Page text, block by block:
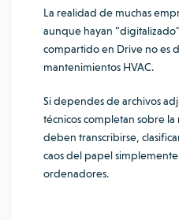
La realidad de muchas
aunque hayan
compartido en Drive no es
mantenimientos HVAC.
Si dependes de archivos
técnicos completan sobre
deben transcribirse,
caos del papel simplemente
ordenadores.